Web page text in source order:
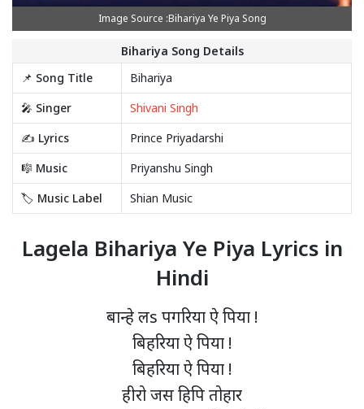
Image Source :Bihariya Ye Piya Song
Bihariya Song Details
📌 Song Title
Bihariya
🎤 Singer
Shivani Singh
✍️ Lyrics
Prince Priyadarshi
🎼 Music
Priyanshu Singh
🏷️ Music Label
Shian Music
Lagela Bihariya Ye Piya Lyrics in
Hindi
बान्हे लs पगरिया ऐ पिया !
बिहरिया ऐ पिया !
बिहरिया ऐ पिया !
हीरो जस हिपि तोहार